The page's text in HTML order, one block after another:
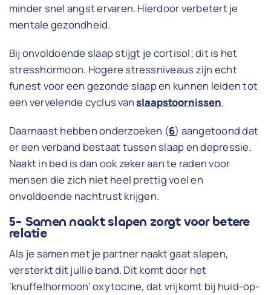
minder snel angst ervaren. Hierdoor verbetert je
mentale gezondheid.
Bij onvoldoende slaap stijgt je cortisol; dit is het
stresshormoon. Hogere stressniveaus zijn echt
funest voor een gezonde slaap en kunnen leiden tot
een vervelende cyclus vanslaapstoornissen.
Daarnaast hebben onderzoeken (6) aangetoond dat
er een verband bestaat tussen slaap en depressie.
Naakt in bed is dan ook zeker aan te raden voor
mensen die zich niet heel prettig voel en
onvoldoende nachtrust krijgen.
5- Samen naakt slapen zorgt voor betere
relatie
Als je samen met je partner naakt gaat slapen,
versterkt dit jullie band. Dit komt door het
‘knuffelhormoon’ oxytocine, dat vrijkomt bij huid-op-